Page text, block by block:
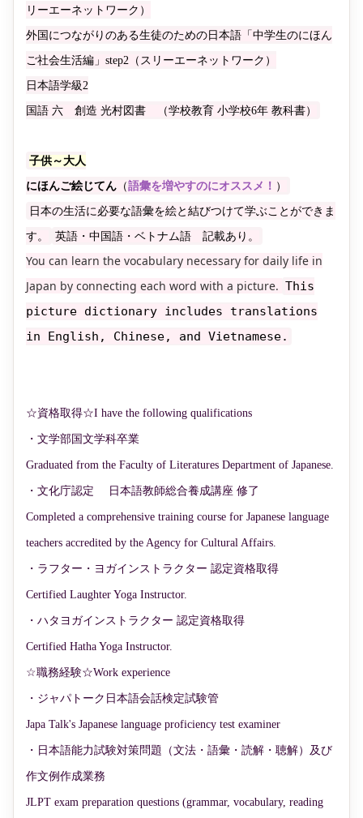
リーエーネットワーク）
外国につながりのある生徒のための日本語「中学生のにほん
ご社会生活編」step2（スリーエーネットワーク）
日本語学級2
国語 六 創造 光村図書 （学校教育 小学校6年 教科書）
子供～大人
にほんご絵じてん （語彙を増やすのにオススメ！ ）
日本の生活に必要な語彙を絵と結びつけて学ぶことができま
す。 英語・中国語・ベトナム語 記載あり。
You can learn the vocabulary necessary for daily life in
Japan by connecting each word with a picture. This
picture dictionary includes translations
in English, Chinese, and Vietnamese.
☆資格取得☆I have the following qualifications
・文学部国文学科卒業
Graduated from the Faculty of Literatures Department of Japanese.
・文化庁認定 日本語教師総合養成講座 修了
Completed a comprehensive training course for Japanese language
teachers accredited by the Agency for Cultural Affairs.
・ラフター・ヨガインストラクター 認定資格取得
Certified Laughter Yoga Instructor.
・ハタヨガインストラクター 認定資格取得
Certified Hatha Yoga Instructor.
☆職務経験☆Work experience
・ジャパトーク日本語会話検定試験管
Japa Talk's Japanese language proficiency test examiner
・日本語能力試験対策問題（文法・語彙・読解・聴解）及び
作文例作成業務
JLPT exam preparation questions (grammar, vocabulary, reading